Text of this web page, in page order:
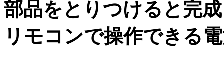
部品をとりつけると完
リモコンで操作できる